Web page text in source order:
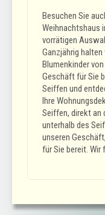
Besuchen Sie
Weihnachtshaus
vorrätigen
Ganzjährig
Blumenkinder
Geschäft für Sie
Seiffen und
Ihre
Seiffen, direkt an
unterhalb des
unseren
für Sie bereit. Wir